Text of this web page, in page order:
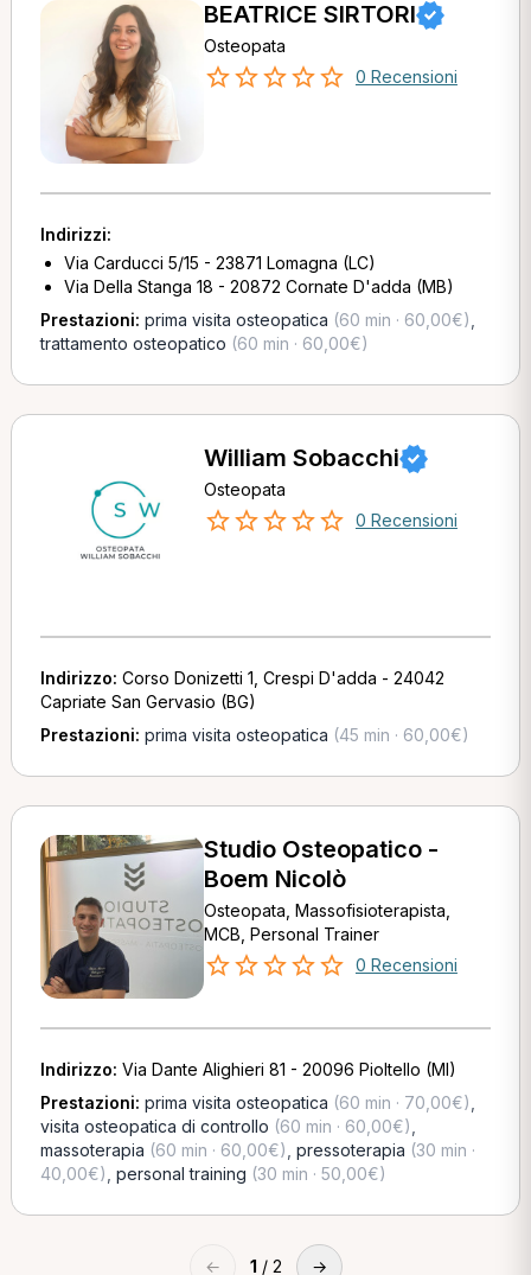
BEATRICE SIRTORI
Osteopata
0 Recensioni
Indirizzi:
Via Carducci 5/15 - 23871 Lomagna (LC)
Via Della Stanga 18 - 20872 Cornate D'adda (MB)
Prestazioni: prima visita osteopatica (60 min · 60,00€)
trattamento osteopatico (60 min · 60,00€)
William Sobacchi
Osteopata
0 Recensioni
Indirizzo: Corso Donizetti 1, Crespi D'adda - 24042
Capriate San Gervasio (BG)
Prestazioni: prima visita osteopatica (45 min · 60,00€)
Studio Osteopatico -
Boem Nicolò
Osteopata, Massofisioterapista,
MCB, Personal Trainer
0 Recensioni
Indirizzo: Via Dante Alighieri 81 - 20096 Pioltello (MI)
Prestazioni: prima visita osteopatica (60 min · 70,00€)
visita osteopatica di controllo (60 min · 60,00€)
massoterapia (60 min · 60,00€) pressoterapia (30 min ·
40,00€) personal training (30 min · 50,00€)
← 1 / 2 →